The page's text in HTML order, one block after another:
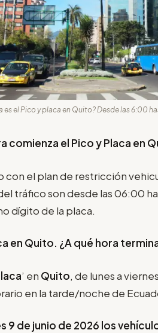
es el Pico y placa en Quito? Desde las 6:00
comienza el Pico y Placa en
con el plan de restricción
tráfico son desde las 06:00
dígito de la placa.
en Quito. ¿A qué hora
’ en Quito, de lunes a
en la tarde/noche de
9 de junio de 2026 los